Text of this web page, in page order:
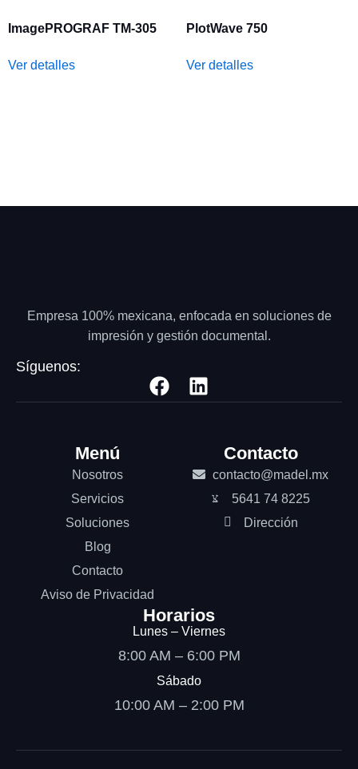
ImagePROGRAF TM-305
Ver detalles
PlotWave 750
Ver detalles
Empresa 100% mexicana, enfocada en soluciones de
impresión y gestión documental.
Síguenos:
Menú
Nosotros
Servicios
Soluciones
Blog
Contacto
Aviso de Privacidad
Contacto
contacto@madel.mx
5641 74 8225
Dirección
Horarios
Lunes – Viernes
8:00 AM – 6:00 PM
Sábado
10:00 AM – 2:00 PM